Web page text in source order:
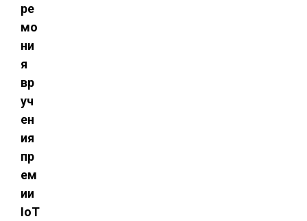
ре
мо
ни
я
вр
уч
ен
ия
пр
ем
ии
IoT